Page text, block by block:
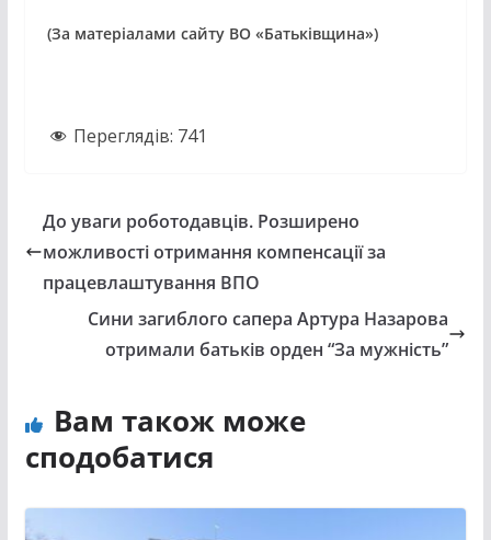
(За матеріалами сайту ВО «Батьківщина»)
Переглядів: 741
До уваги роботодавців. Розширено
можливості отримання компенсації за
працевлаштування ВПО
Сини загиблого сапера Артура Назарова
отримали батьків орден “За мужність”
Вам також може
сподобатися